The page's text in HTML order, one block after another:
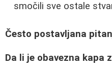
smočili sve ostale
Često postavljana
Da li je obavezna kapa